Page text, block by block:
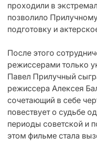
проходили в
позволило
подготовку и
После этого
режиссерами только
Павел Прилучный
режиссера Алексея
сочетающий в себе
повествует о судьбе
периоды советской и
этом фильме стала